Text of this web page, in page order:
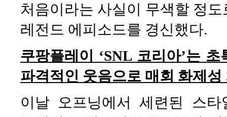
처음이라는 사실이 무색할 정
레전드 에피소드를 경신했다.
쿠팡플레이 ‘SNL 코리아’는
파격적인 웃음으로 매회 화제
이날 오프닝에서 세련된 스타